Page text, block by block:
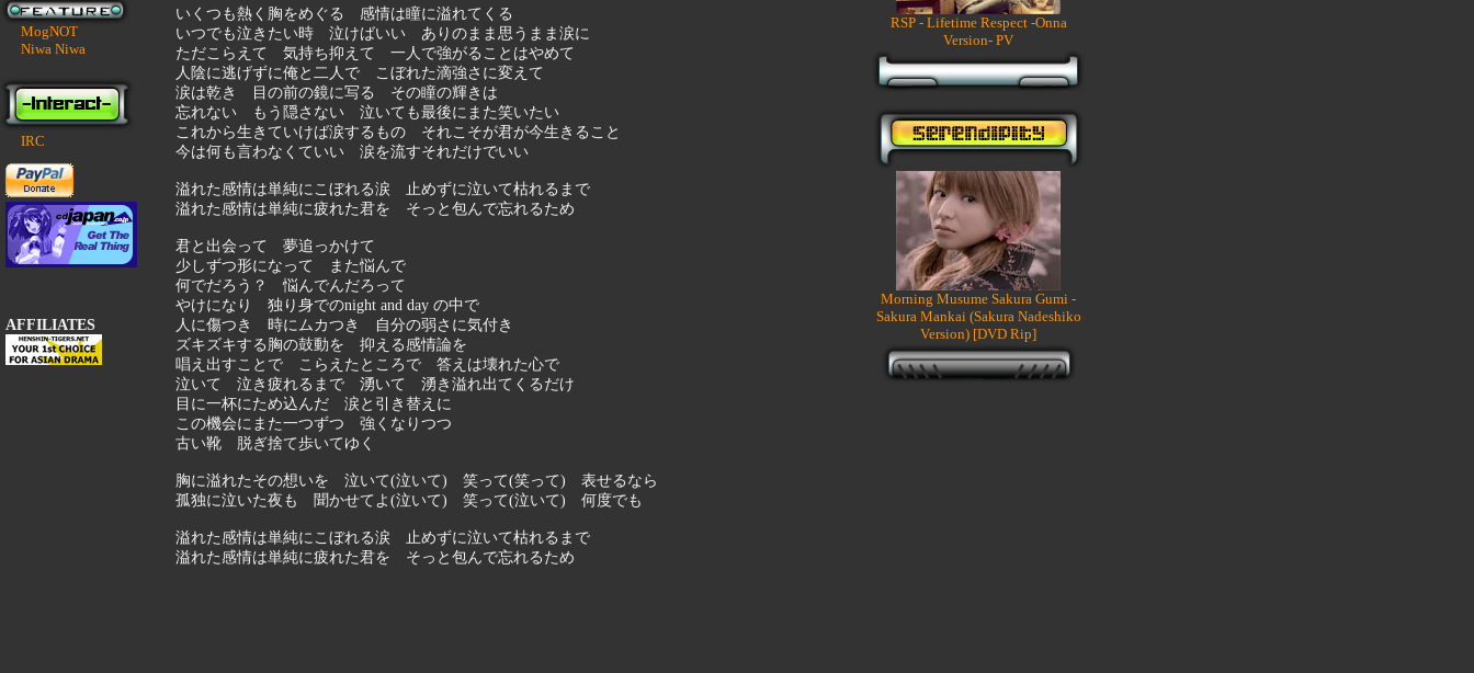
MogNOT
Niwa Niwa
IRC
AFFILIATES
いくつも熱く胸をめぐる 感情は瞳に溢れてくる
いつでも泣きたい時 泣けばいい ありのまま思うまま涙に
ただこらえて 気持ち抑えて 一人で強がることはやめて
人陰に逃げずに俺と二人で こぼれた滴強さに変えて
涙は乾き 目の前の鏡に写る その瞳の輝きは
忘れない もう隠さない 泣いても最後にまた笑いたい
これから生きていけば涙するもの それこそが君が今生きること
今は何も言わなくていい 涙を流すそれだけでいい
溢れた感情は単純にこぼれる涙 止めずに泣いて枯れるまで
溢れた感情は単純に疲れた君を そっと包んで忘れるため
君と出会って 夢追っかけて
少しずつ形になって また悩んで
何でだろう？ 悩んでんだろって
やけになり 独り身でのnight and day の中で
人に傷つき 時にムカつき 自分の弱さに気付き
ズキズキする胸の鼓動を 抑える感情論を
唱え出すことで こらえたところで 答えは壊れた心で
泣いて 泣き疲れるまで 湧いて 湧き溢れ出てくるだけ
目に一杯にため込んだ 涙と引き替えに
この機会にまた一つずつ 強くなりつつ
古い靴 脱ぎ捨て歩いてゆく
胸に溢れたその想いを 泣いて(泣いて) 笑って(笑って) 表せるなら
孤独に泣いた夜も 聞かせてよ(泣いて) 笑って(泣いて) 何度でも
溢れた感情は単純にこぼれる涙 止めずに泣いて枯れるまで
溢れた感情は単純に疲れた君を そっと包んで忘れるため
RSP - Lifetime Respect -Onna
Version- PV
Morning Musume Sakura Gumi -
Sakura Mankai (Sakura Nadeshiko
Version) [DVD Rip]